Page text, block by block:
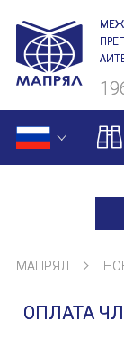
О нас
МАПРЯЛ
ОПЛАТА